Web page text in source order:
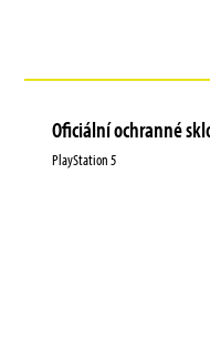
Oficiální ochranné
PlayStation 5